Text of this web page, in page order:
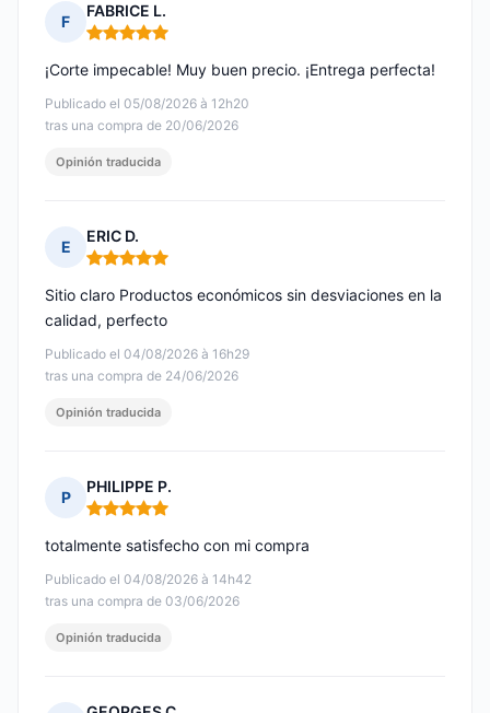
F
FABRICE L.
Nota: 5 de 5
Publicado el 05/08/2026 à 12h20
tras una compra de 20/06/2026
¡Corte impecable! Muy buen precio. ¡Entrega perfecta!
Opinión traducida
E
ERIC D.
Nota: 5 de 5
Publicado el 04/08/2026 à 16h29
tras una compra de 24/06/2026
Sitio claro Productos económicos sin desviaciones en la
calidad, perfecto
Opinión traducida
P
PHILIPPE P.
Nota: 5 de 5
Publicado el 04/08/2026 à 14h42
tras una compra de 03/06/2026
totalmente satisfecho con mi compra
Opinión traducida